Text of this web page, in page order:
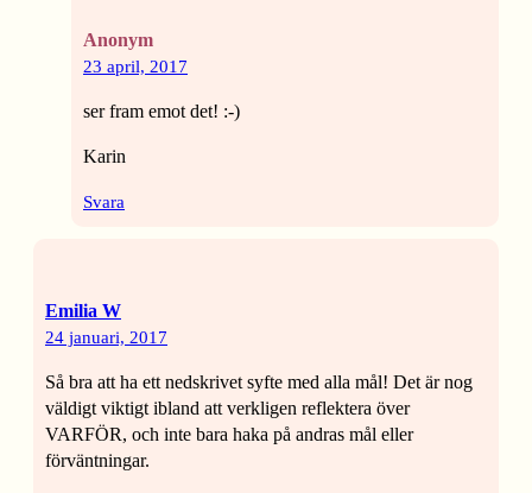
Anonym
23 april, 2017
ser fram emot det! :-)
Karin
Svara
Emilia W
24 januari, 2017
Så bra att ha ett nedskrivet syfte med alla mål! Det är nog
väldigt viktigt ibland att verkligen reflektera över
VARFÖR, och inte bara haka på andras mål eller
förväntningar.